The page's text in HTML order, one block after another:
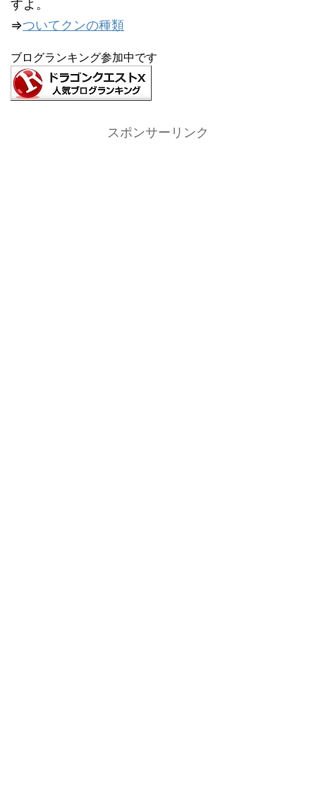
すよ。
⇒ついてクンの種類
ブログランキング参加中です
スポンサーリンク